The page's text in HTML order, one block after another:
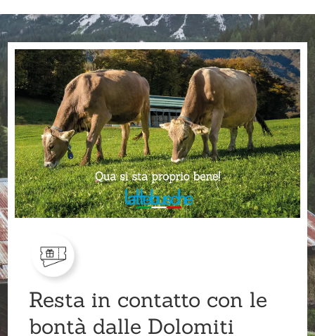
Resta in contatto con le
bontà dalle Dolomiti